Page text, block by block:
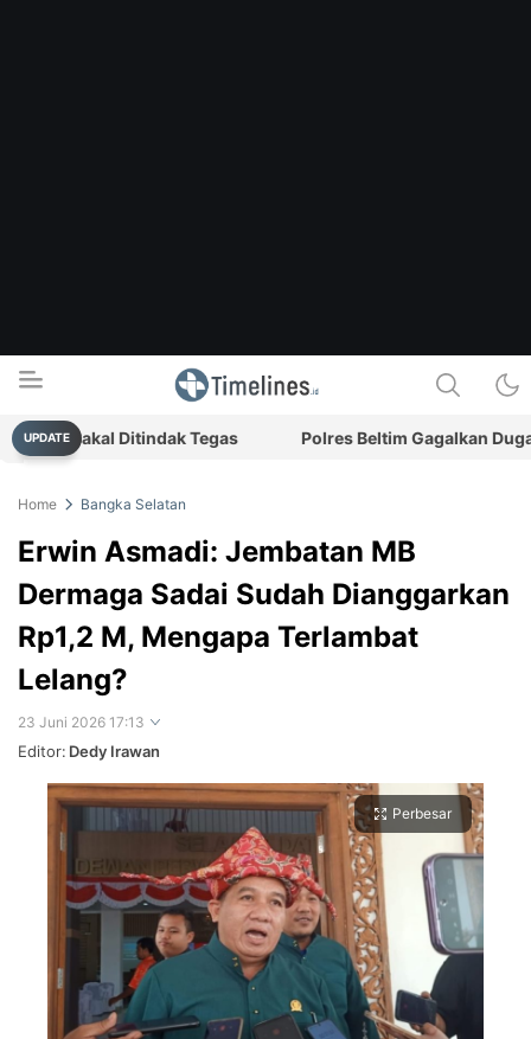
Timelines.id
Media Literasi, Sejarah & Budaya
UPDATE
Bakal Ditindak Tegas Polres Beltim Gagalkan Dugaan
Home Bangka Selatan
Erwin Asmadi: Jembatan MB
Dermaga Sadai Sudah Dianggarkan
Rp1,2 M, Mengapa Terlambat
Lelang?
23 Juni 2026 17:13
Editor: Dedy Irawan
Perbesar